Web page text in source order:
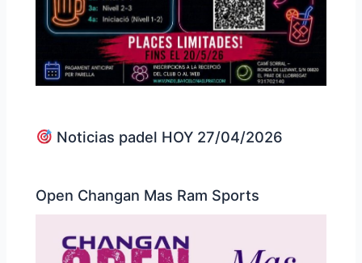
Noticias padel HOY 27/04/2026
Open Changan Mas Ram Sports